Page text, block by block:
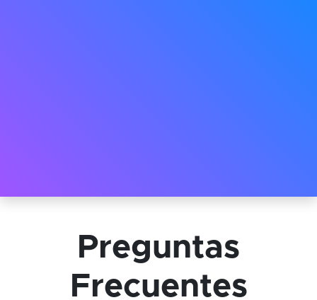
Preguntas
Frecuentes